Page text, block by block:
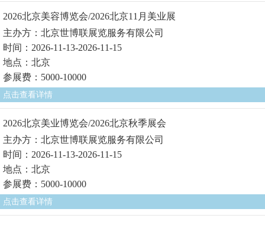
2026北京美容博览会/2026北京11月美业展
主办方：北京世博联展览服务有限公司
时间：2026-11-13-2026-11-15
地点：北京
参展费：5000-10000
点击查看详情
2026北京美业博览会/2026北京秋季展会
主办方：北京世博联展览服务有限公司
时间：2026-11-13-2026-11-15
地点：北京
参展费：5000-10000
点击查看详情